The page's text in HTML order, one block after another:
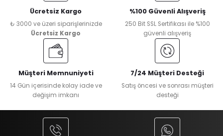
Ücretsiz Kargo
₺ 3000 ve üzeri siparişlerinizde
Ücretsiz Kargo
%100 Güvenli Alışveriş
250 Bit SSL Sertifikası ile %100
güvenli alışveriş
Müşteri Memnuniyeti
14 Gün içerisinde kolay iade ve
değişim imkanı
7/24 Müşteri Desteği
Satış öncesi ve sonrası müşteri
desteği